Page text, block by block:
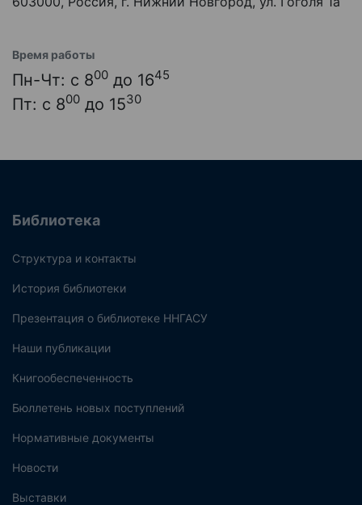
Время работы
Пн-Чт: с 800 до 1645
Пт: с 800 до 1530
Библиотека
Структура и контакты
История библиотеки
Презентация о библиотеке ННГАСУ
Наши публикации
Книгообеспеченность
Бюллетень новых поступлений
Нормативные документы
Новости
Выставки